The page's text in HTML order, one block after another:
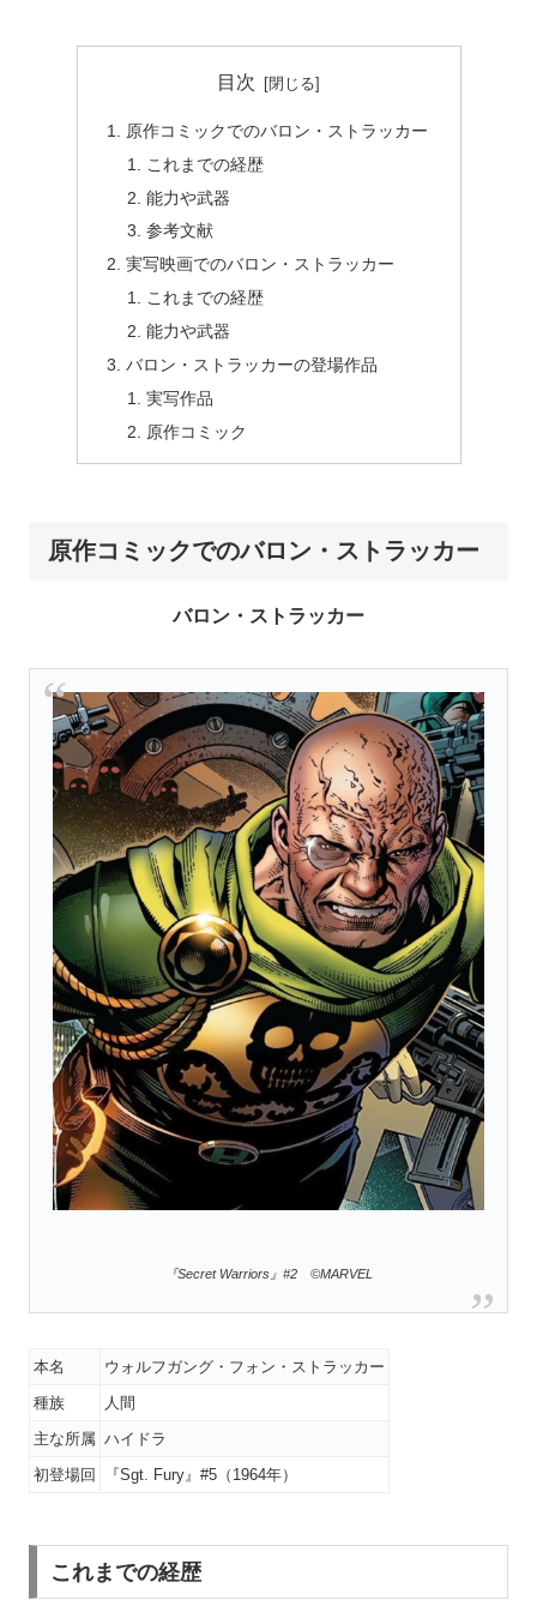
目次
原作コミックでのバロン・ストラッカー
これまでの経歴
能力や武器
参考文献
実写映画でのバロン・ストラッカー
これまでの経歴
能力や武器
バロン・ストラッカーの登場作品
実写作品
原作コミック
原作コミックでのバロン・ストラッカー
バロン・ストラッカー
『Secret Warriors』#2 ©MARVEL
本名
ウォルフガング・フォン・ストラッカー
種族
人間
主な所属 ハイドラ
初登場回
『Sgt. Fury』#5（1964年）
これまでの経歴